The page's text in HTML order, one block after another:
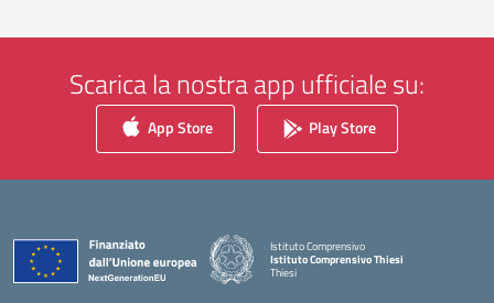
Scarica la nostra app ufficiale su:
App Store Play Store
Istituto Comprensivo
Istituto Comprensivo Thiesi
Thiesi